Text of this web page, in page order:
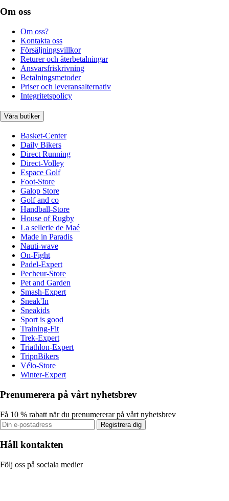
Om oss
Om oss?
Kontakta oss
Försäljningsvillkor
Returer och återbetalningar
Ansvarsfriskrivning
Betalningsmetoder
Priser och leveransalternativ
Integritetspolicy
Våra butiker
Basket-Center
Daily Bikers
Direct Running
Direct-Volley
Espace Golf
Foot-Store
Galop Store
Golf and co
Handball-Store
House of Rugby
La sellerie de Maé
Made in Paradis
Nauti-wave
On-Fight
Padel-Expert
Pecheur-Store
Pet and Garden
Smash-Expert
Sneak'In
Sneakids
Sport is good
Training-Fit
Trek-Expert
Triathlon-Expert
TripnBikers
Vélo-Store
Winter-Expert
Prenumerera på vårt nyhetsbrev
Få 10 % rabatt när du prenumererar på vårt nyhetsbrev
Registrera dig
Håll kontakten
Följ oss på sociala medier